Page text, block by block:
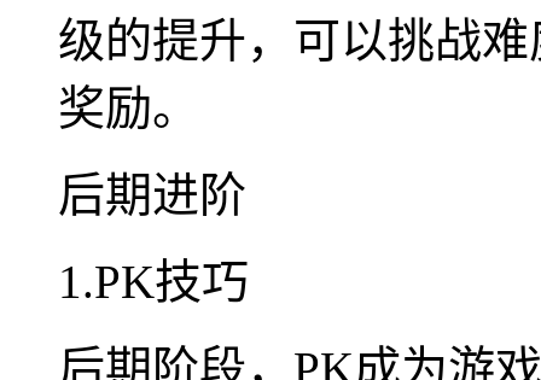
级的提升，可以挑战
奖励。
后期进阶
1.PK技巧
后期阶段，PK成为游